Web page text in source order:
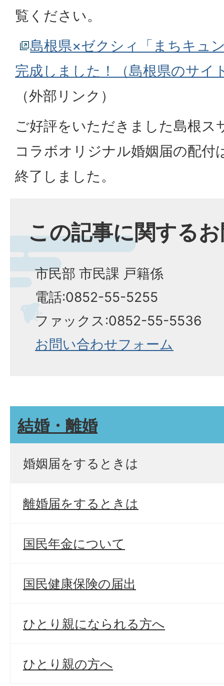
覧ください。
島根県×ゼクシィ「まちキュ
完成しました！（島根県のサイ
（外部リンク）
ご好評をいただきました島根ス
コラボオリジナル婚姻届の配付
終了しました。
この記事に関する
市民部 市民課 戸籍係
電話:0852-55-5255
ファックス:0852-55-5536
お問い合わせフォーム
結婚・離婚
婚姻届をするときは
離婚届をするときは
国民年金について
国民健康保険の届出
ひとり親になられる方へ
ひとり親の方へ